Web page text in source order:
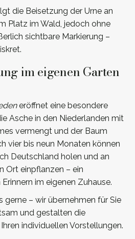
die Beisetzung der Urne an
Platz im Wald, jedoch ohne
sichtbare Markierung –
im eigenen Garten
eröffnet eine besondere
Asche in den Niederlanden mit
vermengt und der Baum
vier bis neun Monaten können
Deutschland holen und an
Ort einpflanzen – ein
im eigenen Zuhause.
gerne – wir übernehmen für Sie
und gestalten die
individuellen Vorstellungen.